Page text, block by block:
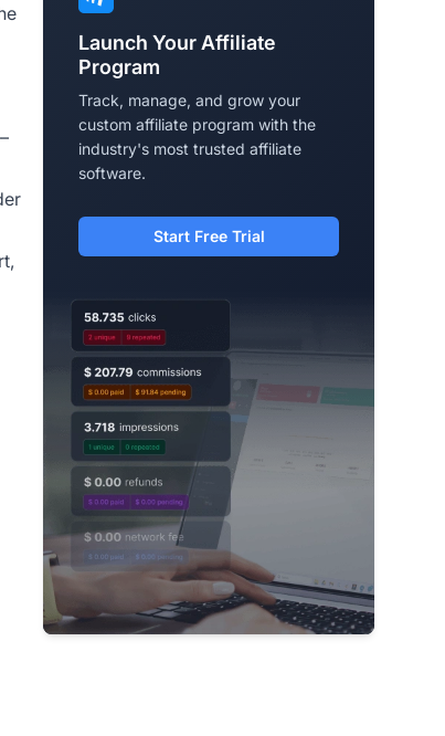
Launch Your Affiliate
Program
Track, manage, and grow your
custom affiliate program with the
industry's most trusted affiliate
software.
Start Free Trial